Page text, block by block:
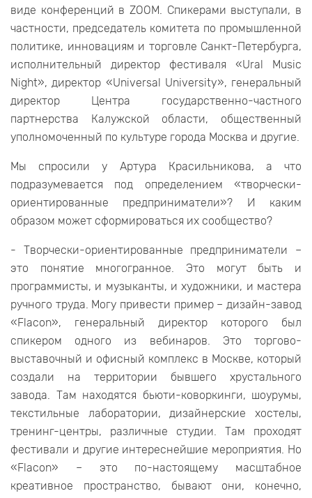
виде конференций в ZOOM. Спикерами выступали, в
частности, председатель комитета по промышленной
политике, инновациям и торговле Санкт-Петербурга,
исполнительный директор фестиваля «Ural Music
Night», директор «Universal University», генеральный
директор Центра государственно-частного
партнерства Калужской области, общественный
уполномоченный по культуре города Москва и другие.
Мы спросили у Артура Красильникова, а что
подразумевается под определением «творчески-
ориентированные предприниматели»? И каким
образом может сформироваться их сообщество?
- Творчески-ориентированные предприниматели –
это понятие многогранное. Это могут быть и
программисты, и музыканты, и художники, и мастера
ручного труда. Могу привести пример – дизайн-завод
«Flacon», генеральный директор которого был
спикером одного из вебинаров. Это торгово-
выставочный и офисный комплекс в Москве, который
создали на территории бывшего хрустального
завода. Там находятся бьюти-коворкинги, шоурумы,
текстильные лаборатории, дизайнерские хостелы,
тренинг-центры, различные студии. Там проходят
фестивали и другие интереснейшие мероприятия. Но
«Flacon» – это по-настоящему масштабное
креативное пространство, бывают они, конечно,